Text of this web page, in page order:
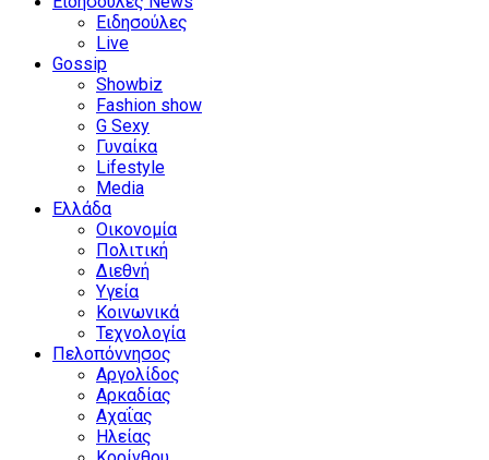
Ειδησούλες
Live
Gossip
Showbiz
Fashion show
G Sexy
Γυναίκα
Lifestyle
Media
Ελλάδα
Οικονομία
Πολιτική
Διεθνή
Υγεία
Κοινωνικά
Τεχνολογία
Πελοπόννησος
Αργολίδος
Αρκαδίας
Αχαΐας
Ηλείας